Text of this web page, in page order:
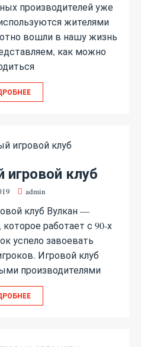
производителей уже
жителями
вошли в нашу жизнь
как можно
клуб
admin
клуб Вулкан —
работает с 90-х
успело завоевать
Игровой клуб
производителями